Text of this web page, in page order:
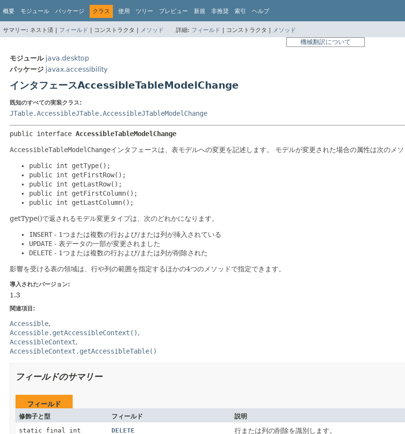
概要 モジュール パッケージ クラス 使用 ツリー プレビュー 新規 非推奨 索引 ヘルプ
サマリー: ネスト済 | フィールド | コンストラクタ | メソッド 詳細: フィールド | コンストラクタ | メソッド
機械翻訳について
モジュール java.desktop
パッケージ javax.accessibility
インタフェースAccessibleTableModelChange
既知のすべての実装クラス:
JTable.AccessibleJTable.AccessibleJTableModelChange
public interface AccessibleTableModelChange
AccessibleTableModelChangeインタフェースは、表モデルへの変更を記述します。 モデルが変更された場合の属性は次のメソ
public int getType();
public int getFirstRow();
public int getLastRow();
public int getFirstColumn();
public int getLastColumn();
getType()で返されるモデル変更タイプは、次のどれかになります。
INSERT - 1つまたは複数の行および/または列が挿入されている
UPDATE - 表データの一部が変更されました
DELETE - 1つまたは複数の行および/または列が削除された
影響を受ける表の領域は、行や列の範囲を指定するほかの4つのメソッドで指定できます。
導入されたバージョン:
1.3
関連項目:
Accessible
Accessible.getAccessibleContext()
AccessibleContext
AccessibleContext.getAccessibleTable()
フィールドのサマリー
フィールド
修飾子と型 フィールド
説明
static final int
DELETE 行または列の削除を識別します。